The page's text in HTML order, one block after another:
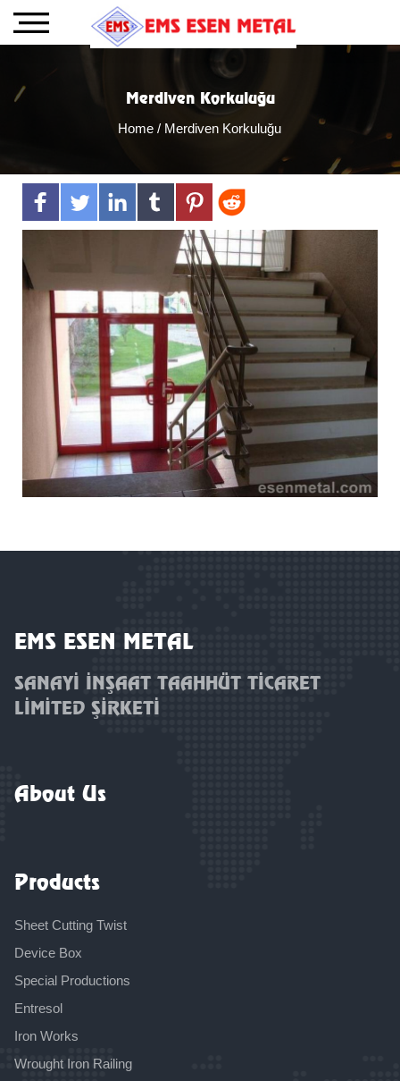
Merdiven Korkuluğu
Home / Merdiven Korkuluğu
EMS ESEN METAL
SANAYİ İNŞAAT TAAHHÜT TİCARET
LİMİTED ŞİRKETİ
About Us
Products
Sheet Cutting Twist
Device Box
Special Productions
Entresol
Iron Works
Wrought Iron Railing